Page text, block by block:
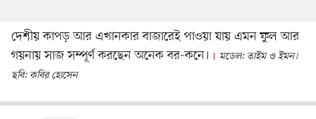
দেশীয় কাপড় আর এখানকার বাজারেই পাওয়া যায় এমন ফুল আর
গয়নায় সাজ সম্পূর্ণ করছেন অনেক বর-কনে।
মডেল: তাইম ও ইমন।
ছবি: কবির হোসেন